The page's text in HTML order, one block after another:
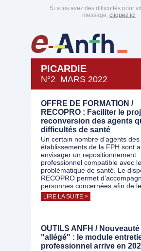
Si vous avez des difficultés pour
message, cliquez ici
PICARDIE
N°2 MARS 2022
OFFRE DE FORMATION /
RECOPRO : Faciliter le
reconversion des agents
difficultés de santé
Un certain nombre d’agents des
établissements de la FPH sont
envisager un repositionnement
professionnel compatible avec
problématique de santé. Le
RECOPRO permet
personnes concernées afin de
LIRE LA SUITE >
OUTILS ANFH / Nouveauté
"allégé" : le module
professionnel arrive en